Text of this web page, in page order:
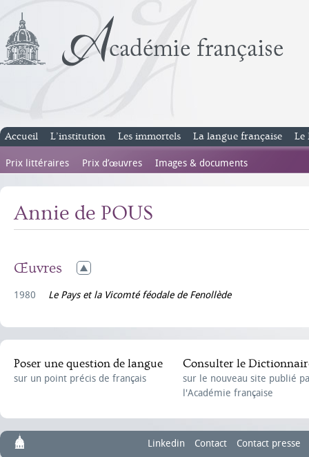
Accueil L’institution Les immortels La langue française Le
Prix littéraires Prix d’œuvres Images & documents
Annie de POUS
Œuvres
1980 Le Pays et la Vicomté féodale de Fenollède
Poser une question de langue
sur un point précis de français
Consulter le
sur le nouveau site publié
l'Académie française
Linkedin Contact Contact presse